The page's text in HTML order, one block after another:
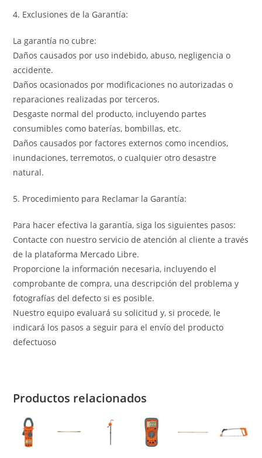
4. Exclusiones de la Garantía:
La garantía no cubre:
Daños causados por uso indebido, abuso, negligencia o
accidente.
Daños ocasionados por modificaciones no autorizadas o
reparaciones realizadas por terceros.
Desgaste normal del producto, incluyendo partes
consumibles como baterías, bombillas, etc.
Daños causados por factores externos como incendios,
inundaciones, terremotos, o cualquier otro desastre
natural.
5. Procedimiento para Reclamar la Garantía:
Para hacer efectiva la garantía, siga los siguientes pasos:
Contacte con nuestro servicio de atención al cliente a través
de la plataforma Mercado Libre.
Proporcione la información necesaria, incluyendo el
comprobante de compra, una descripción del problema y
fotografías del defecto si es posible.
Nuestro equipo evaluará su solicitud y, si procede, le
indicará los pasos a seguir para el envío del producto
defectuoso
Productos relacionados